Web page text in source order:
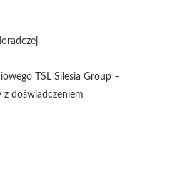
TSL Silesia Group –
z doświadczeniem